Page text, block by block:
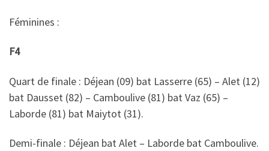
Féminines :
F4
Quart de finale : Déjean (09) bat Lasserre (65) – Alet (12)
bat Dausset (82) – Camboulive (81) bat Vaz (65) –
Laborde (81) bat Maiytot (31).
Demi-finale : Déjean bat Alet – Laborde bat Camboulive.